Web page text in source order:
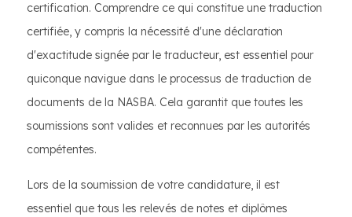
certification. Comprendre ce qui constitue une traduction
certifiée, y compris la nécessité d'une déclaration
d'exactitude signée par le traducteur, est essentiel pour
quiconque navigue dans le processus de traduction de
documents de la NASBA. Cela garantit que toutes les
soumissions sont valides et reconnues par les autorités
compétentes.
Lors de la soumission de votre candidature, il est
essentiel que tous les relevés de notes et diplômes